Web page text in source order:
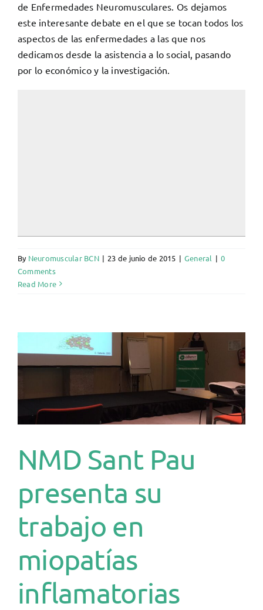
de Enfermedades Neuromusculares. Os dejamos
este interesante debate en el que se tocan todos los
aspectos de las enfermedades a las que nos
dedicamos desde la asistencia a lo social, pasando
por lo económico y la investigación.
By Neuromuscular BCN | 23 de junio de 2015 | General | 0
Comments
Read More
NMD Sant Pau
presenta su
trabajo en
miopatías
inflamatorias